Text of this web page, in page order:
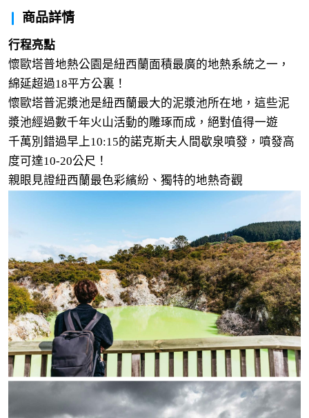
商品詳情
行程亮點
懷歐塔普地熱公園是紐西蘭面積最廣的地熱系統之一，
綿延超過18平方公裏！
懷歐塔普泥漿池是紐西蘭最大的泥漿池所在地，這些泥
漿池經過數千年火山活動的雕琢而成，絕對值得一遊
千萬別錯過早上10:15的諾克斯夫人間歇泉噴發，噴發高
度可達10-20公尺！
親眼見證紐西蘭最色彩繽紛、獨特的地熱奇觀